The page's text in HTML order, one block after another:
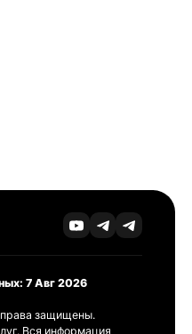
7 Авг 2026
защищены.
Вся информация